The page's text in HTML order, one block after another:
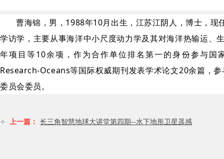
曹海锦，男，1988年10月出生，江苏江阴人，博士，
学访学，主要从事海洋中小尺度动力学及其对海洋热输运、
年项目等10余项，作为合作单位排名第一的身份参与
Research-Oceans等国际权威期刊发表学术论文20余篇，
委员会委员。
上一篇： 长三角智慧地球大讲堂第四期--水下地形卫星遥感